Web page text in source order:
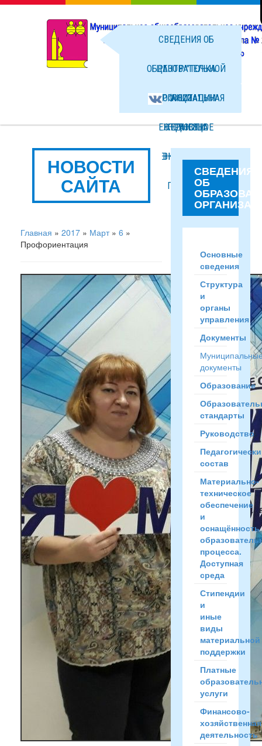
СВЕДЕНИЯ ОБ
ОБРАЗОВАТЕЛЬНОЙ
ОРГАНИЗАЦИИ
НОВОСТИ
ФАЙЛЫ
ЦЕНТР "ТОЧКА
РОСТА"
ЕЖЕДНЕВНОЕ
МЕНЮ ГОРЯЧЕГО
ПИТАНИЯ
ОФИЦИАЛЬНАЯ
СТРАНИЦА
ВКОНТАКТЕ
НОВОСТИ
САЙТА
Главная » 2017 » Март » 6 »
Профориентация
СВЕДЕНИЯ
ОБ
Основные
сведения
Структура
и
органы
управления
Документы
документы
Образование
стандарты
Руководство
состав
Материально-
техническое
обеспечение
и
оснащённость
процесса.
Доступная
среда
Стипендии
и
иные
виды
материальной
поддержки
Платные
услуги
Финансово-
хозяйственная
деятельность